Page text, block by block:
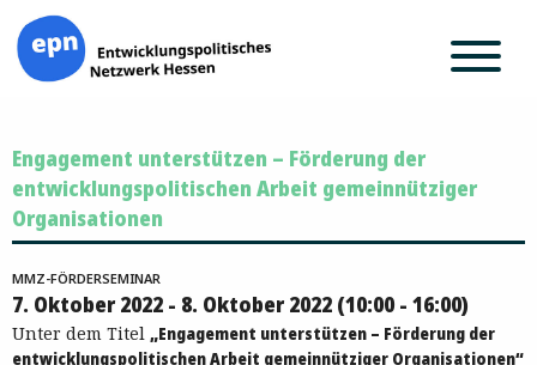
Inhalt
springen
Engagement unterstützen – Förderung der
entwicklungspolitischen Arbeit gemeinnütziger
Organisationen
MMZ-FÖRDERSEMINAR
7. Oktober 2022 - 8. Oktober 2022 (10:00 - 16:00)
Unter dem Titel „Engagement unterstützen – Förderung der
entwicklungspolitischen Arbeit gemeinnütziger Organisationen“